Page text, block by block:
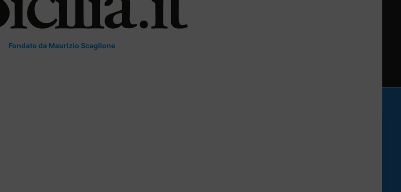
Fondato da Maurizio Scaglione